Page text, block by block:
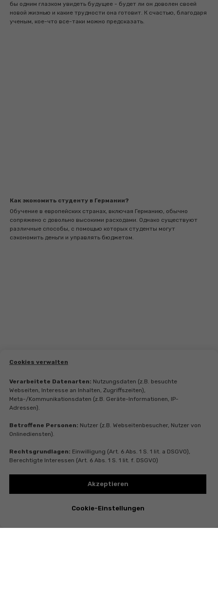
бы одним глазком увидеть будущее - будет ли он доволен своей
новой жизнью и какие трудности она готовит. К счастью, благодаря
ученым, кое-что все-таки можно предсказать.
Как экономить студенту в Германии?
Обучение в европейских странах, включая Германию, обычно
сопряжено с довольно высокими расходами. Однако существуют
различные способы, с помощью которых студенты могут
сэкономить деньги и управлять бюджетом.
Cookies verwalten
Verarbeitete Datenarten: Nutzungsdaten (z.B. besuchte
Webseiten, Interesse an Inhalten, Zugriffszeiten),
Meta-/Kommunikationsdaten (z.B. Geräte-Informationen, IP-
Adressen).
Betroffene Personen: Nutzer (z.B. Webseitenbesucher, Nutzer von
Onlinediensten).
Rechtsgrundlagen: Einwilligung (Art. 6 Abs. 1 S. 1 lit. a DSGVO),
Berechtigte Interessen (Art. 6 Abs. 1 S. 1 lit. f. DSGVO)
Akzeptieren
Cookie-Einstellungen